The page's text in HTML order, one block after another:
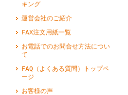
キング
運営会社のご紹介
FAX注文用紙一覧
お電話でのお問合せ方法につい
て
FAQ（よくある質問）トップペ
ージ
お客様の声